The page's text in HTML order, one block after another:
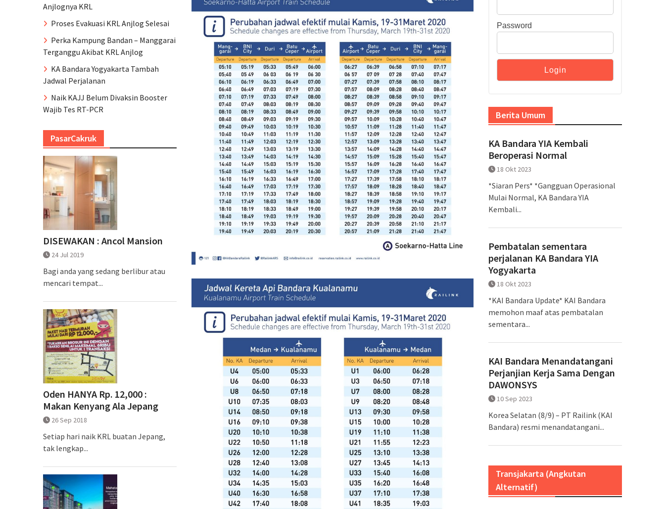
Password
Berita Umum
KA Bandara YIA Kembali
Beroperasi Normal
18 Okt 2023
*Siaran Pers* *Gangguan Operasional
Mulai Normal, KA Bandara YIA
Kembali...
Pembatalan sementara
perjalanan KA Bandara YIA
Yogyakarta
18 Okt 2023
*KAI Bandara Update* KAI Bandara
memohon maaf atas pembatalan
sementara...
KAI Bandara Menandatangani
Perjanjian Kerja Sama Dengan
DAWONSYS
10 Sep 2023
Korea Selatan (8/9) – PT Railink (KAI
Bandara) resmi menandatangani...
Transjakarta (Angkutan
Alternatif)
Anjlognya KRL
Proses Evakuasi KRL Anjlog Selesai
Perka Kampung Bandan – Manggarai
Terganggu Akibat KRL Anjlog
KA Bandara Yogyakarta Tambah
Jadwal Perjalanan
Naik KAJJ Belum Divaksin Booster
Wajib Tes RT-PCR
PasarCakruk
DISEWAKAN : Ancol Mansion
24 Jul 2019
Bagi anda yang sedang berlibur atau
mencari tempat...
Oden HANYA Rp. 12,000 :
Makan Kenyang Ala Jepang
26 Sep 2018
Setiap hari naik KRL buatan Jepang,
tak lengkap...